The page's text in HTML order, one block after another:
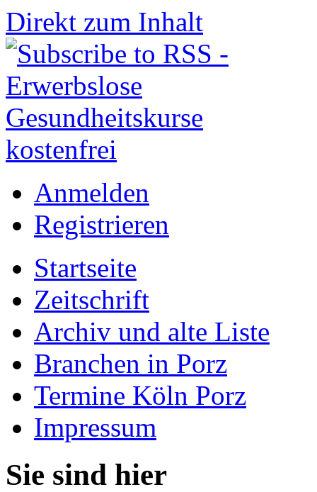
Direkt zum Inhalt
Anmelden
Registrieren
Startseite
Zeitschrift
Archiv und alte Liste
Branchen in Porz
Termine Köln Porz
Impressum
Sie sind hier